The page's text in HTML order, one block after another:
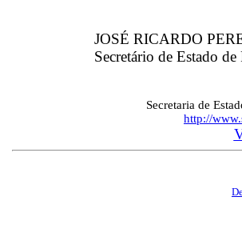
JOSÉ RICARDO
Secretário de Estado
Secretaria de
http://